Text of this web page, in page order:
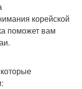
корейской
поможет вам